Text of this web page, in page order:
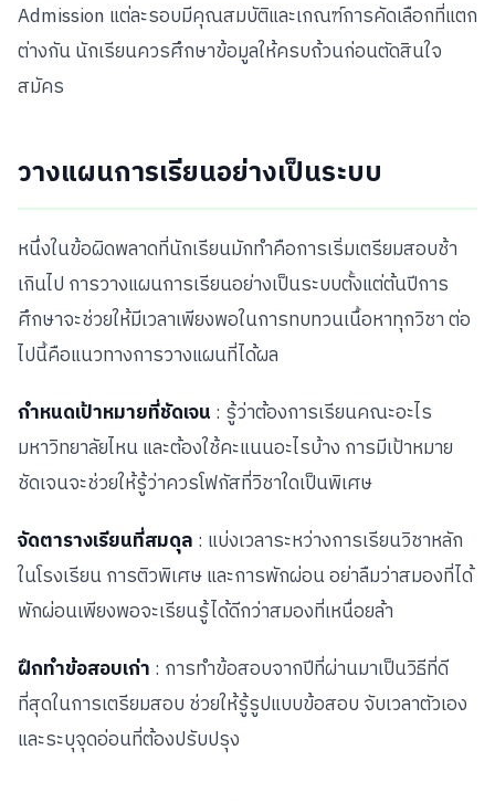
Admission แต่ละรอบมีคุณสมบัติและเกณฑ์การคัดเลือกที่แตก
ต่างกัน นักเรียนควรศึกษาข้อมูลให้ครบถ้วนก่อนตัดสินใจ
สมัคร
วางแผนการเรียนอย่างเป็นระบบ
หนึ่งในข้อผิดพลาดที่นักเรียนมักทำคือการเริ่มเตรียมสอบช้า
เกินไป การวางแผนการเรียนอย่างเป็นระบบตั้งแต่ต้นปีการ
ศึกษาจะช่วยให้มีเวลาเพียงพอในการทบทวนเนื้อหาทุกวิชา ต่อ
ไปนี้คือแนวทางการวางแผนที่ได้ผล
กำหนดเป้าหมายที่ชัดเจน : รู้ว่าต้องการเรียนคณะอะไร
มหาวิทยาลัยไหน และต้องใช้คะแนนอะไรบ้าง การมีเป้าหมาย
ชัดเจนจะช่วยให้รู้ว่าควรโฟกัสที่วิชาใดเป็นพิเศษ
จัดตารางเรียนที่สมดุล : แบ่งเวลาระหว่างการเรียนวิชาหลัก
ในโรงเรียน การติวพิเศษ และการพักผ่อน อย่าลืมว่าสมองที่ได้
พักผ่อนเพียงพอจะเรียนรู้ได้ดีกว่าสมองที่เหนื่อยล้า
ฝึกทำข้อสอบเก่า : การทำข้อสอบจากปีที่ผ่านมาเป็นวิธีที่ดี
ที่สุดในการเตรียมสอบ ช่วยให้รู้รูปแบบข้อสอบ จับเวลาตัวเอง
และระบุจุดอ่อนที่ต้องปรับปรุง